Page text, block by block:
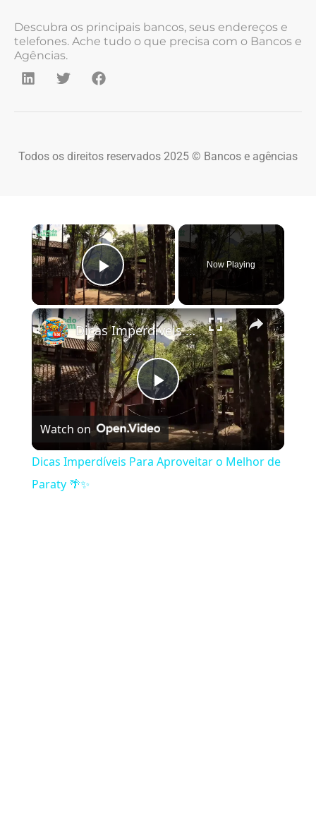
Descubra os principais bancos, seus endereços e
telefones. Ache tudo o que precisa com o Bancos e
Agências.
Todos os direitos reservados 2025 © Bancos e agências
×
Play Video
Now Playing
×
Play Video
Dicas Imperdíveis Para Aproveitar o Melhor de Paraty 🌴✨
Watch on
Dicas Imperdíveis Para Aproveitar o Melhor de
Paraty 🌴✨